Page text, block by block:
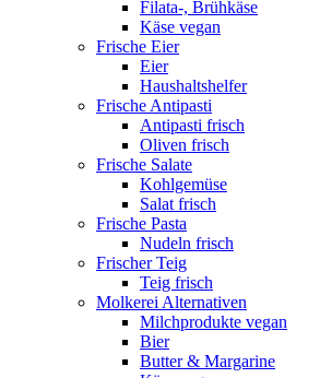
Filata-, Brühkäse
Käse vegan
Frische Eier
Eier
Haushaltshelfer
Frische Antipasti
Antipasti frisch
Oliven frisch
Frische Salate
Kohlgemüse
Salat frisch
Frische Pasta
Nudeln frisch
Frischer Teig
Teig frisch
Molkerei Alternativen
Milchprodukte vegan
Bier
Butter & Margarine